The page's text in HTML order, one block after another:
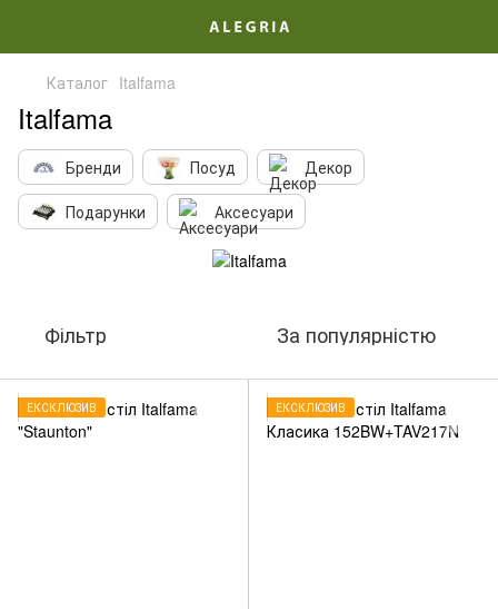
Каталог Italfama
Italfama
Бренди Посуд
Декор
Подарунки
Аксесуари
Фільтр За популярністю
ЕКСКЛЮЗИВ ЕКСКЛЮЗИВ